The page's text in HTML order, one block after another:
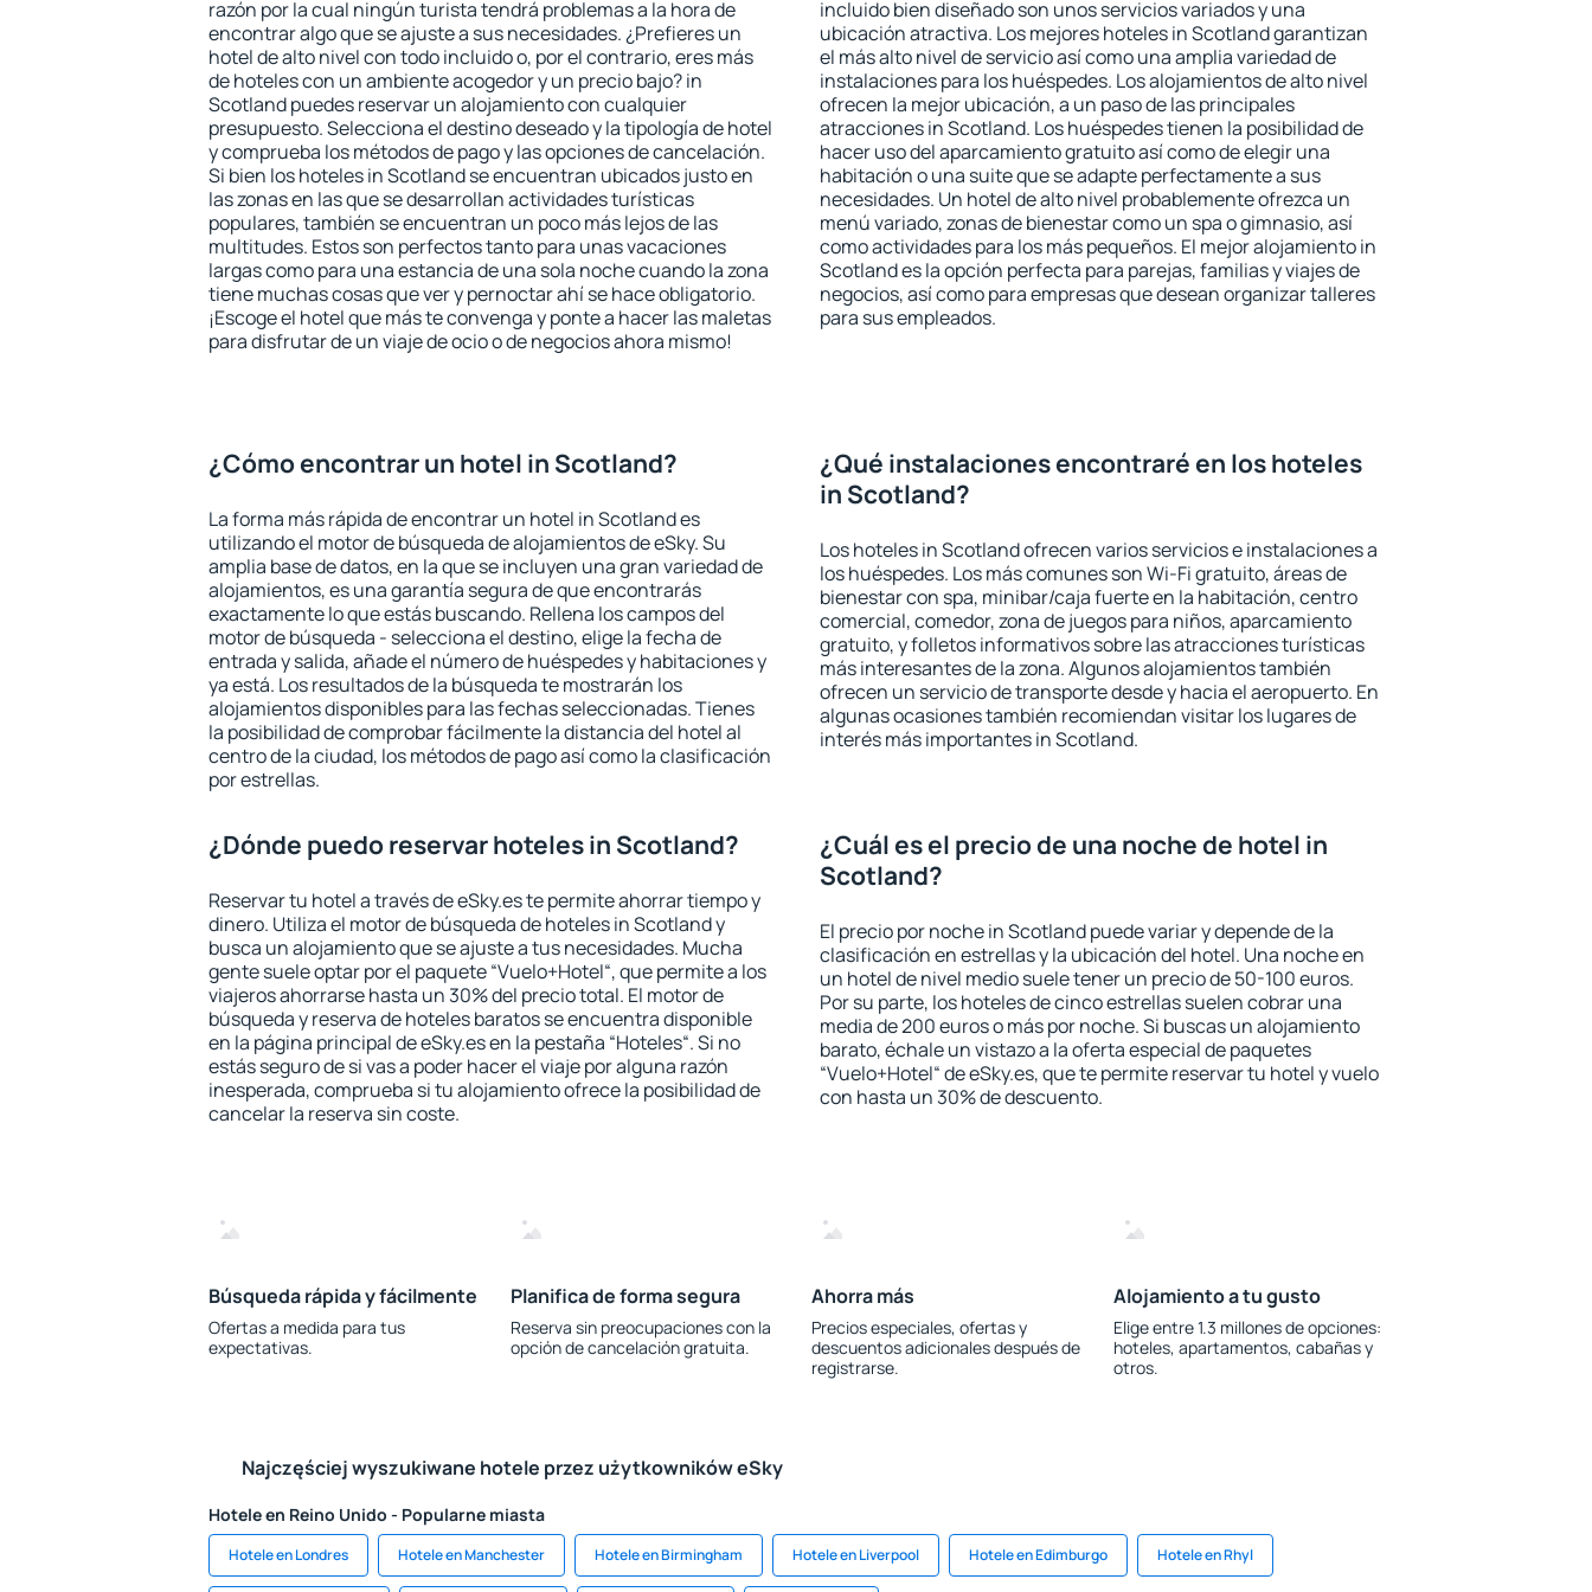
razón por la cual ningún turista tendrá problemas a la hora de
encontrar algo que se ajuste a sus necesidades. ¿Prefieres un
hotel de alto nivel con todo incluido o, por el contrario, eres más
de hoteles con un ambiente acogedor y un precio bajo? in
Scotland puedes reservar un alojamiento con cualquier
presupuesto. Selecciona el destino deseado y la tipología de hotel
y comprueba los métodos de pago y las opciones de cancelación.
Si bien los hoteles in Scotland se encuentran ubicados justo en
las zonas en las que se desarrollan actividades turísticas
populares, también se encuentran un poco más lejos de las
multitudes. Estos son perfectos tanto para unas vacaciones
largas como para una estancia de una sola noche cuando la zona
tiene muchas cosas que ver y pernoctar ahí se hace obligatorio.
¡Escoge el hotel que más te convenga y ponte a hacer las maletas
para disfrutar de un viaje de ocio o de negocios ahora mismo!
incluido bien diseñado son unos servicios variados y una
ubicación atractiva. Los mejores hoteles in Scotland garantizan
el más alto nivel de servicio así como una amplia variedad de
instalaciones para los huéspedes. Los alojamientos de alto nivel
ofrecen la mejor ubicación, a un paso de las principales
atracciones in Scotland. Los huéspedes tienen la posibilidad de
hacer uso del aparcamiento gratuito así como de elegir una
habitación o una suite que se adapte perfectamente a sus
necesidades. Un hotel de alto nivel probablemente ofrezca un
menú variado, zonas de bienestar como un spa o gimnasio, así
como actividades para los más pequeños. El mejor alojamiento in
Scotland es la opción perfecta para parejas, familias y viajes de
negocios, así como para empresas que desean organizar talleres
para sus empleados.
¿Cómo encontrar un hotel in Scotland?
La forma más rápida de encontrar un hotel in Scotland es
utilizando el motor de búsqueda de alojamientos de eSky. Su
amplia base de datos, en la que se incluyen una gran variedad de
alojamientos, es una garantía segura de que encontrarás
exactamente lo que estás buscando. Rellena los campos del
motor de búsqueda - selecciona el destino, elige la fecha de
entrada y salida, añade el número de huéspedes y habitaciones y
ya está. Los resultados de la búsqueda te mostrarán los
alojamientos disponibles para las fechas seleccionadas. Tienes
la posibilidad de comprobar fácilmente la distancia del hotel al
centro de la ciudad, los métodos de pago así como la clasificación
por estrellas.
¿Qué instalaciones encontraré en los hoteles
in Scotland?
Los hoteles in Scotland ofrecen varios servicios e instalaciones a
los huéspedes. Los más comunes son Wi-Fi gratuito, áreas de
bienestar con spa, minibar/caja fuerte en la habitación, centro
comercial, comedor, zona de juegos para niños, aparcamiento
gratuito, y folletos informativos sobre las atracciones turísticas
más interesantes de la zona. Algunos alojamientos también
ofrecen un servicio de transporte desde y hacia el aeropuerto. En
algunas ocasiones también recomiendan visitar los lugares de
interés más importantes in Scotland.
¿Dónde puedo reservar hoteles in Scotland?
Reservar tu hotel a través de eSky.es te permite ahorrar tiempo y
dinero. Utiliza el motor de búsqueda de hoteles in Scotland y
busca un alojamiento que se ajuste a tus necesidades. Mucha
gente suele optar por el paquete “Vuelo+Hotel“, que permite a los
viajeros ahorrarse hasta un 30% del precio total. El motor de
búsqueda y reserva de hoteles baratos se encuentra disponible
en la página principal de eSky.es en la pestaña “Hoteles“. Si no
estás seguro de si vas a poder hacer el viaje por alguna razón
inesperada, comprueba si tu alojamiento ofrece la posibilidad de
cancelar la reserva sin coste.
¿Cuál es el precio de una noche de hotel in
Scotland?
El precio por noche in Scotland puede variar y depende de la
clasificación en estrellas y la ubicación del hotel. Una noche en
un hotel de nivel medio suele tener un precio de 50-100 euros.
Por su parte, los hoteles de cinco estrellas suelen cobrar una
media de 200 euros o más por noche. Si buscas un alojamiento
barato, échale un vistazo a la oferta especial de paquetes
“Vuelo+Hotel“ de eSky.es, que te permite reservar tu hotel y vuelo
con hasta un 30% de descuento.
Búsqueda rápida y fácilmente
Ofertas a medida para tus
expectativas.
Planifica de forma segura
Reserva sin preocupaciones con la
opción de cancelación gratuita.
Ahorra más
Precios especiales, ofertas y
descuentos adicionales después de
registrarse.
Alojamiento a tu gusto
Elige entre 1.3 millones de opciones:
hoteles, apartamentos, cabañas y
otros.
Najczęściej wyszukiwane hotele przez użytkowników eSky
Hotele en Reino Unido - Popularne miasta
Hotele en Londres Hotele en Manchester Hotele en Birmingham Hotele en Liverpool Hotele en Edimburgo Hotele en Rhyl